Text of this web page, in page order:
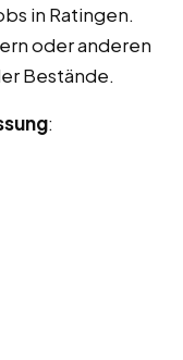
in Ratingen.
oder anderen
Bestände.
: